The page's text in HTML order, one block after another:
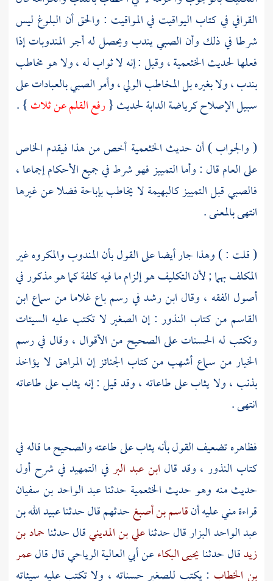
القرافيفي كتاب اليواقيت في المواقيت : والحق أن البلوغ ليس
شرطا في ذلك وأن الصبي يندب ويحصل له أجر المندوبات إذا
فعلها لحديثالخثعمية، وقيل : إنه لا ثواب له ، ولا هو مخاطب
بندب ، ولا بغيره بل المخاطب الولي ، وأمر الصبي بالعبادات على
سبيل الإصلاح كرياضة الدابة لحديث {رفع القلم عن ثلاث} .
( والجواب ) أن حديث الخثعمية أخص من هذا فيقدم الخاص
على العام قال : وأما التمييز فهو شرط في جميع الأحكام إجماعا ،
فالصبي قبل التمييز كالبهيمة لا يخاطب بإباحة فضلا عن غيرها
انتهى بالمعنى .
( قلت : ) وهذا جار أيضا على القول بأن المندوب والمكروه غير
المكلف بهما ; لأن التكليف هو إلزام ما فيه كلفة كما هو مذكور في
أصول الفقه ، وقال ابن رشدفي رسم باع غلاما من سماع ابن
القاسممن كتاب النذور : إن الصغير لا تكتب عليه السيئات
وتكتب له الحسنات على الصحيح من الأقوال ، وقال في رسم
الخيار من سماع أشهب من كتاب الجنائز إن المراهق لا يؤاخذ
بذنب ، ولا يثاب على طاعاته ، وقد قيل : إنه يثاب على طاعاته
انتهى .
فظاهره تضعيف القول بأنه يثاب على طاعته والصحيح ما قاله في
كتاب النذور ، وقد قال ابن عبد البرفي التمهيد في شرح أول
حديث منه وهو حديث الخثعمية حدثناعبد الواحد بن سفيان
قراءة مني عليه أنقاسم بن أصبغحدثهم قال حدثناعبيد الله بن
عبد الواحد البزارقال حدثناعلي بن المدينيقال حدثناحماد بن
زيدقال حدثنايحيى البكاءعنأبي العالية الرياحيقال قالعمر
بن الخطاب : يكتب للصغير حسناته ، ولا تكتب عليه سيئاته